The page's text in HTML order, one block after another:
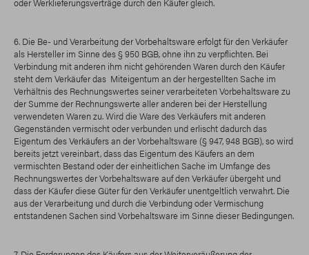
oder Werklieferungsverträge durch den Käufer gleich.
6. Die Be- und Verarbeitung der Vorbehaltsware erfolgt für den Verkäufer
als Hersteller im Sinne des § 950 BGB, ohne ihn zu verpflichten. Bei
Verbindung mit anderen ihm nicht gehörenden Waren durch den Käufer
steht dem Verkäufer das Miteigentum an der hergestellten Sache im
Verhältnis des Rechnungswertes seiner verarbeiteten Vorbehaltsware zu
der Summe der Rechnungswerte aller anderen bei der Herstellung
verwendeten Waren zu. Wird die Ware des Verkäufers mit anderen
Gegenständen vermischt oder verbunden und erlischt dadurch das
Eigentum des Verkäufers an der Vorbehaltsware (§ 947, 948 BGB), so wird
bereits jetzt vereinbart, dass das Eigentum des Käufers an dem
vermischten Bestand oder der einheitlichen Sache im Umfange des
Rechnungswertes der Vorbehaltsware auf den Verkäufer übergeht und
dass der Käufer diese Güter für den Verkäufer unentgeltlich verwahrt. Die
aus der Verarbeitung und durch die Verbindung oder Vermischung
entstandenen Sachen sind Vorbehaltsware im Sinne dieser Bedingungen.